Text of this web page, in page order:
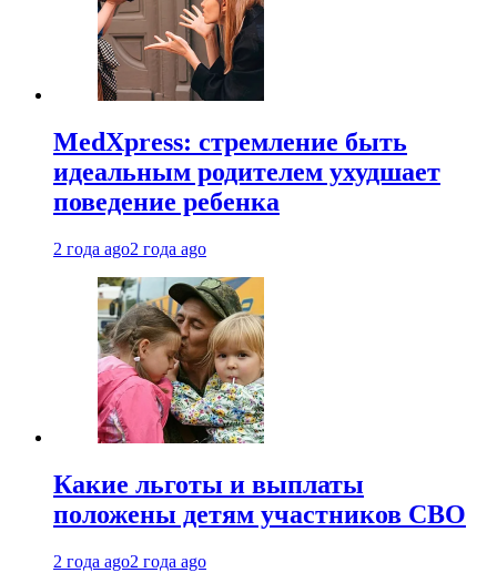
MedXpress: стремление быть
идеальным родителем ухудшает
поведение ребенка
2 года ago2 года ago
Какие льготы и выплаты
положены детям участников СВО
2 года ago2 года ago